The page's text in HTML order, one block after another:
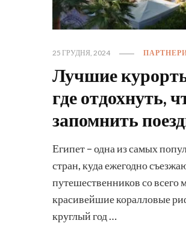
25 ГРУДНЯ, 2024
Лучшие
где отдохнуть,
запомнить
Египет – одна из самых
стран, куда ежегодно
путешественников со всего
красивейшие коралловые
круглый год …